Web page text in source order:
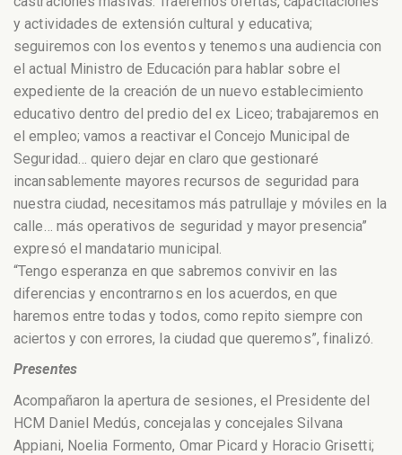
y actividades de extensión cultural y educativa;
seguiremos con los eventos y tenemos una audiencia con
el actual Ministro de Educación para hablar sobre el
expediente de la creación de un nuevo establecimiento
educativo dentro del predio del ex Liceo; trabajaremos en
el empleo; vamos a reactivar el Concejo Municipal de
Seguridad… quiero dejar en claro que gestionaré
incansablemente mayores recursos de seguridad para
nuestra ciudad, necesitamos más patrullaje y móviles en la
calle… más operativos de seguridad y mayor presencia”
expresó el mandatario municipal.
“Tengo esperanza en que sabremos convivir en las
diferencias y encontrarnos en los acuerdos, en que
haremos entre todas y todos, como repito siempre con
aciertos y con errores, la ciudad que queremos”, finalizó.
Presentes
Acompañaron la apertura de sesiones, el Presidente del
HCM Daniel Medús, concejalas y concejales Silvana
Appiani, Noelia Formento, Omar Picard y Horacio Grisetti;